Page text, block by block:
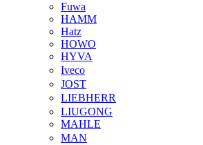
Fuwa
HAMM
Hatz
HOWO
HYVA
Iveco
JOST
LIEBHERR
LIUGONG
MAHLE
MAN